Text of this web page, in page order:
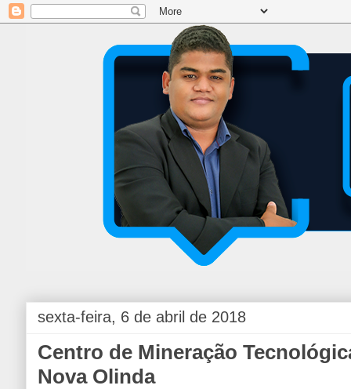
sexta-feira, 6 de abril de 2018
Centro de Mineração
Nova Olinda